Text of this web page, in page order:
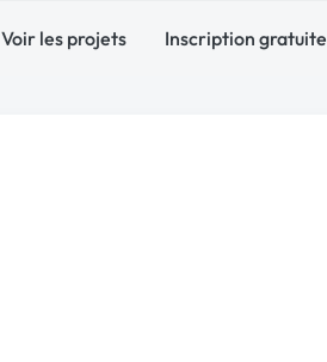
Voir les projets Inscription gratuite